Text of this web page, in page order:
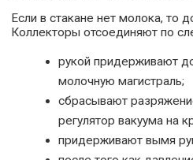
Если в стакане нет молока, то
Коллекторы отсоединяют по
рукой придерживают
молочную магистраль;
сбрасывают
регулятор вакуума на
придерживают вымя